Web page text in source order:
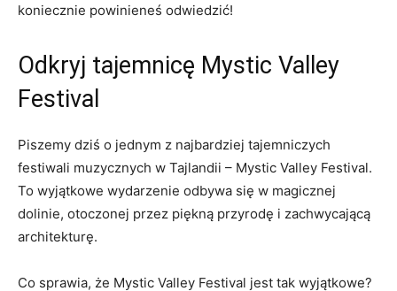
koniecznie powinieneś odwiedzić!
Odkryj tajemnicę Mystic‌ Valley
Festival
Piszemy ⁢dziś o ⁢jednym z⁤ najbardziej tajemniczych
festiwali muzycznych w Tajlandii – ‌Mystic Valley Festival.
To ⁣wyjątkowe wydarzenie odbywa się w magicznej
dolinie, otoczonej‍ przez piękną przyrodę i zachwycającą
architekturę.
Co sprawia, że Mystic Valley Festival jest tak wyjątkowe?